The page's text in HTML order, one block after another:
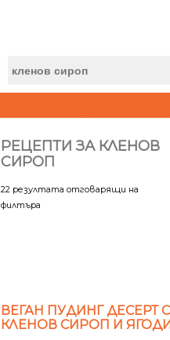
РЕЦЕПТИ ЗА КЛЕНОВ
СИРОП
22 резултата отговарящи на
филтъра
ВЕГАН ПУДИНГ ДЕСЕРТ
КЛЕНОВ СИРОП И